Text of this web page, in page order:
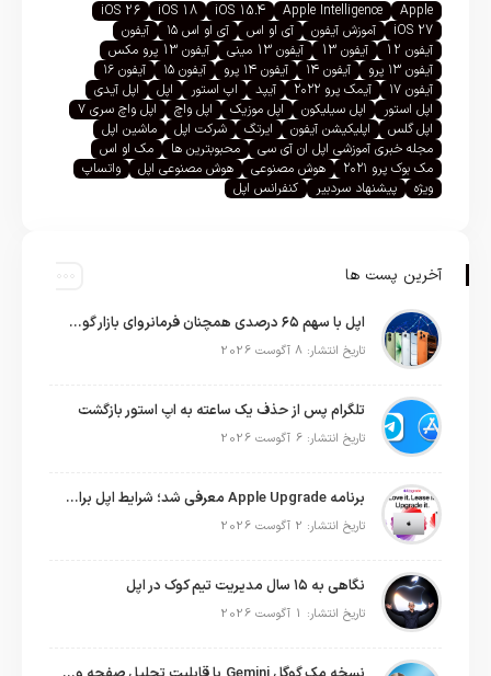
Apple
Apple Intelligence
iOS 15.4
iOS 18
iOS 26
iOS 27
آموزش آیفون آی او اس آی او اس ۱۵
آیفون
آیفون 12
آیفون 13 آیفون 13 مینی
آیفون 13 پرو مکس
آیفون ۱۳ پرو
آیفون ۱۴ آیفون ۱۴ پرو آیفون ۱۵
آیفون ۱۶
آیفون ۱۷
آیمک پرو ۲۰۲۲ آیپد اپ استور اپل
اپل آیدی
اپل استور
اپل سیلیکون اپل موزیک اپل واچ
اپل واچ سری ۷
اپل گلس
اپلیکیشن آیفون ایرتگ شرکت اپل
ماشین اپل
مجله خبری آموزشی اپل ان آی سی
محبوبترین ها
مک او اس
مک بوک پرو ۲۰۲۱
هوش مصنوعی هوش مصنوعی اپل
واتساپ
ویژه
پیشنهاد سردبیر کنفرانس اپل
آخرین پست ها
اپل با سهم ۶۵ درصدی همچنان فرمانروای بازار گوشی‌های پریمیوم جهان است
تاریخ انتشار: 8 آگوست 2026
تلگرام پس از حذف یک ساعته به اپ استور بازگشت
تاریخ انتشار: 6 آگوست 2026
برنامه Apple Upgrade معرفی شد؛ شرایط اپل برای اجاره آیفون، آیپد، مک و اپل واچ
تاریخ انتشار: 2 آگوست 2026
نگاهی به ۱۵ سال مدیریت تیم کوک در اپل
تاریخ انتشار: 1 آگوست 2026